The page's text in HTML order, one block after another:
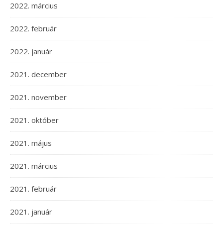
2022. március
2022. február
2022. január
2021. december
2021. november
2021. október
2021. május
2021. március
2021. február
2021. január